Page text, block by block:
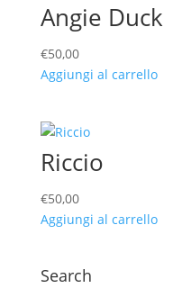
Angie Duck
€50,00
Aggiungi al carrello
Riccio
€50,00
Aggiungi al carrello
Search